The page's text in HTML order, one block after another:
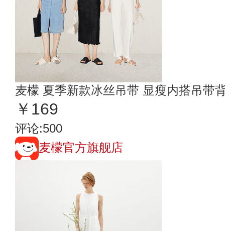
麦檬 夏季新款冰丝吊带 显瘦内搭吊带
￥169
评论:500
麦檬官方旗舰店